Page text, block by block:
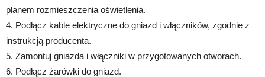
planem rozmieszczenia oświetlenia.
4. Podłącz kable elektryczne do gniazd i włączników, zgodnie z
instrukcją producenta.
5. Zamontuj gniazda i włączniki w przygotowanych otworach.
6. Podłącz żarówki do gniazd.